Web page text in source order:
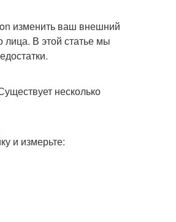
изменить ваш внешний
В этой статье мы
несколько
и измерьте: